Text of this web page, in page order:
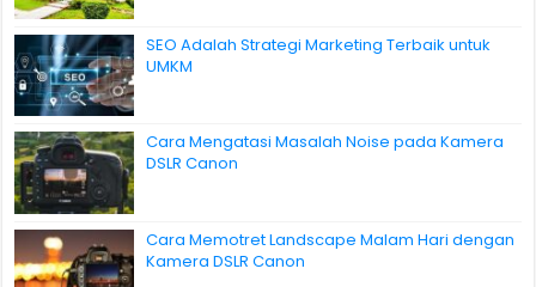
SEO Adalah Strategi Marketing Terbaik untuk
UMKM
Cara Mengatasi Masalah Noise pada Kamera
DSLR Canon
Cara Memotret Landscape Malam Hari dengan
Kamera DSLR Canon